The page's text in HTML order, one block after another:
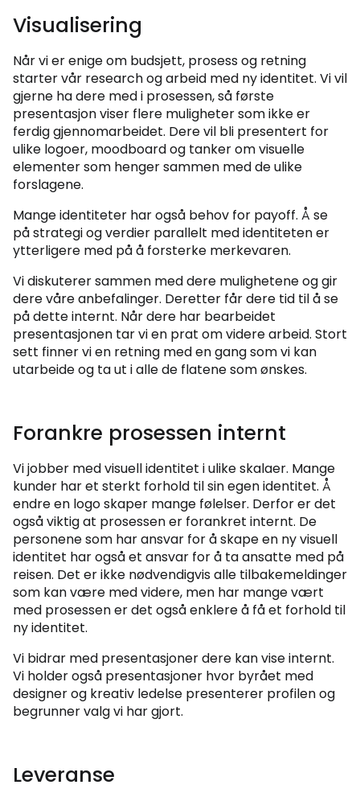
Visualisering
Når vi er enige om budsjett, prosess og retning
starter vår research og arbeid med ny identitet. Vi vil
gjerne ha dere med i prosessen, så første
presentasjon viser flere muligheter som ikke er
ferdig gjennomarbeidet. Dere vil bli presentert for
ulike logoer, moodboard og tanker om visuelle
elementer som henger sammen med de ulike
forslagene.
Mange identiteter har også behov for payoff. Å se
på strategi og verdier parallelt med identiteten er
ytterligere med på å forsterke merkevaren.
Vi diskuterer sammen med dere mulighetene og gir
dere våre anbefalinger. Deretter får dere tid til å se
på dette internt. Når dere har bearbeidet
presentasjonen tar vi en prat om videre arbeid. Stort
sett finner vi en retning med en gang som vi kan
utarbeide og ta ut i alle de flatene som ønskes.
Forankre prosessen internt
Vi jobber med visuell identitet i ulike skalaer. Mange
kunder har et sterkt forhold til sin egen identitet. Å
endre en logo skaper mange følelser. Derfor er det
også viktig at prosessen er forankret internt. De
personene som har ansvar for å skape en ny visuell
identitet har også et ansvar for å ta ansatte med på
reisen. Det er ikke nødvendigvis alle tilbakemeldinger
som kan være med videre, men har mange vært
med prosessen er det også enklere å få et forhold til
ny identitet.
Vi bidrar med presentasjoner dere kan vise internt.
Vi holder også presentasjoner hvor byrået med
designer og kreativ ledelse presenterer profilen og
begrunner valg vi har gjort.
Leveranse